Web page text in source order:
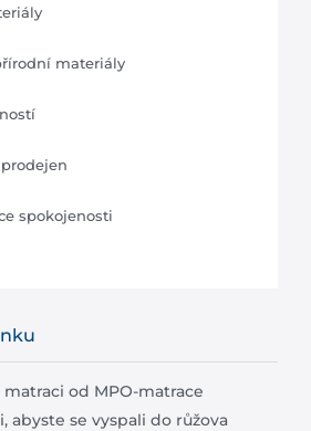
materiály
spokojenosti
od MPO-matrace
abyste se vyspali do růžova